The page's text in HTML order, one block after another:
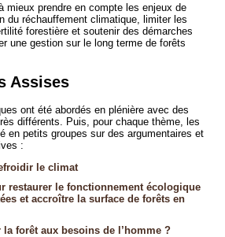
mieux prendre en compte les enjeux de
du réchauffement climatique, limiter les
forestière et soutenir des démarches
une gestion sur le long terme de forêts
Assises
ont été abordés en plénière avec des
différents. Puis, pour chaque thème, les
en petits groupes sur des argumentaires et
:
le climat
restaurer le fonctionnement écologique
et accroître la surface de forêts en
la forêt aux besoins de l’homme ?